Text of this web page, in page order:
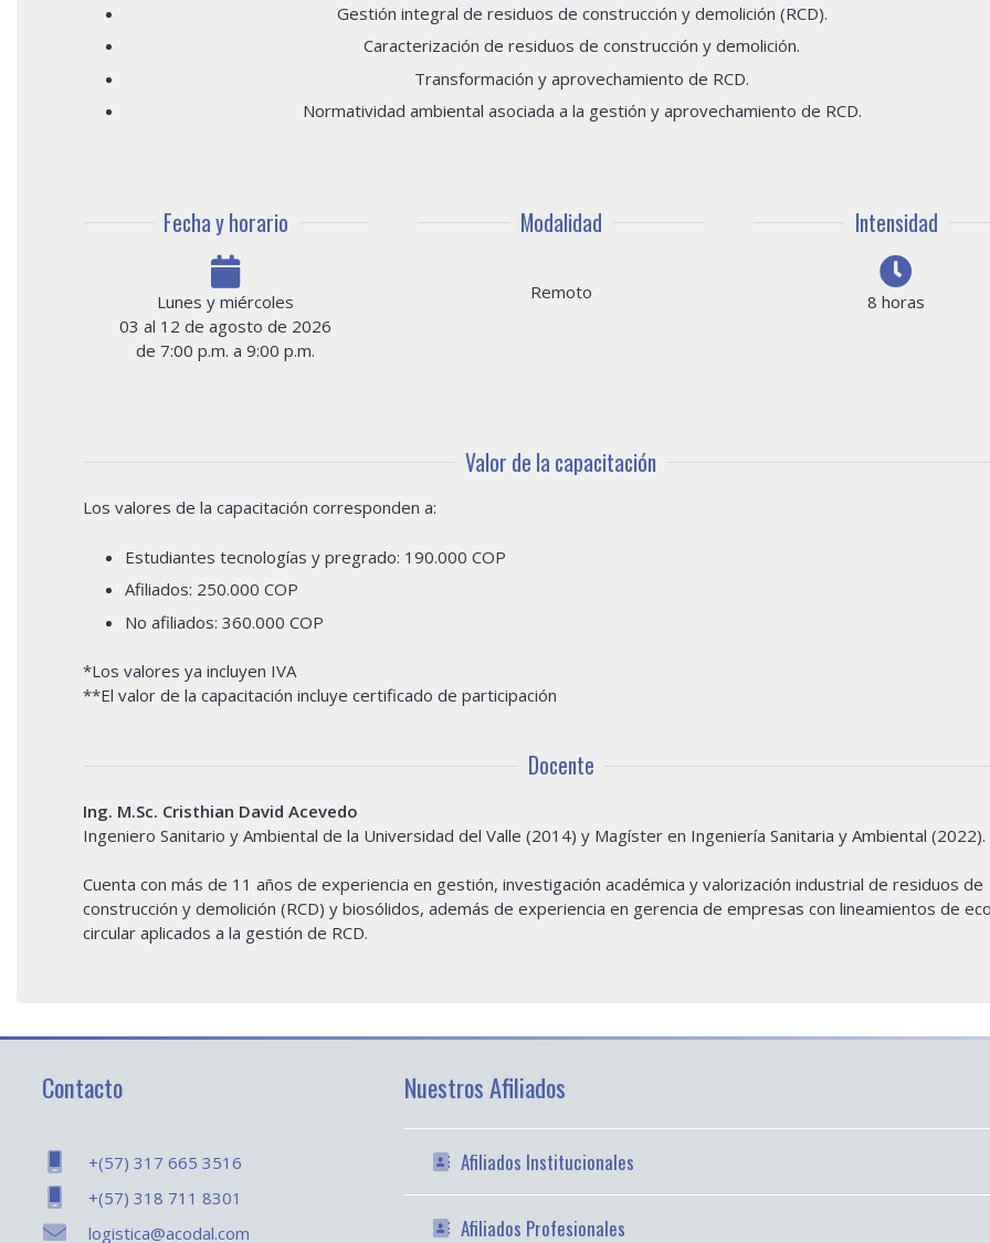
Gestión integral de residuos de construcción y demolición (RCD).
Caracterización de residuos de construcción y demolición.
Transformación y aprovechamiento de RCD.
Normatividad ambiental asociada a la gestión y aprovechamiento de RCD.
Fecha y horario
Lunes y miércoles
03 al 12 de agosto de 2026
de 7:00 p.m. a 9:00 p.m.
Modalidad
Remoto
Intensidad
8 horas
Valor de la capacitación
Los valores de la capacitación corresponden a:
Estudiantes tecnologías y pregrado: 190.000 COP
Afiliados: 250.000 COP
No afiliados: 360.000 COP
*Los valores ya incluyen IVA
**El valor de la capacitación incluye certificado de participación
Docente
Ing. M.Sc. Cristhian David Acevedo
Ingeniero Sanitario y Ambiental de la Universidad del Valle (2014) y Magíster en Ingeniería Sanitaria y Ambiental (2022).
Cuenta con más de 11 años de experiencia en gestión, investigación académica y valorización industrial de residuos de
construcción y demolición (RCD) y biosólidos, además de experiencia en gerencia de empresas con lineamientos de
circular aplicados a la gestión de RCD.
Contacto
+(57) 317 665 3516
+(57) 318 711 8301
logistica@acodal.com
Nuestros Afiliados
Afiliados Institucionales
Afiliados Profesionales